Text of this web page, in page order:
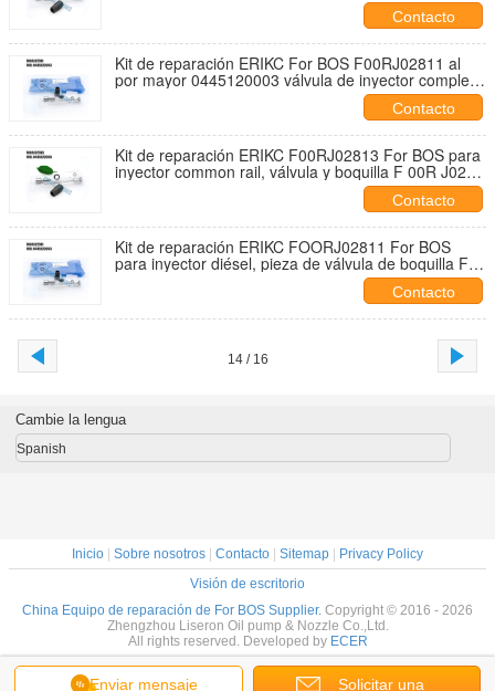
Contacto
Kit de reparación ERIKC For BOS F00RJ02811 al
por mayor 0445120003 válvula de inyector completa
Contacto
Kit de reparación ERIKC F00RJ02813 For BOS para
inyector common rail, válvula y boquilla F 00R J02
Contacto
Kit de reparación ERIKC FOORJ02811 For BOS
para inyector diésel, pieza de válvula de boquilla F
Contacto
14 / 16
Enviar mensaje Solicitar una
Cambie la lengua
Spanish
Inicio Sobre nosotros Contacto Sitemap
Privacy Policy
Visión de escritorio
China Equipo de reparación de For BOS Supplier. Copyright © 2016 - 2026
Zhengzhou Liseron Oil pump & Nozzle Co.,Ltd.
All rights reserved. Developed by ECER